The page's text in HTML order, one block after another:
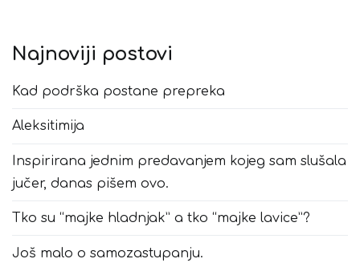
Najnoviji postovi
Kad podrška postane prepreka
Aleksitimija
Inspirirana jednim predavanjem kojeg sam slušala
jučer, danas pišem ovo.
Tko su “majke hladnjak” a tko “majke lavice”?
Još malo o samozastupanju.